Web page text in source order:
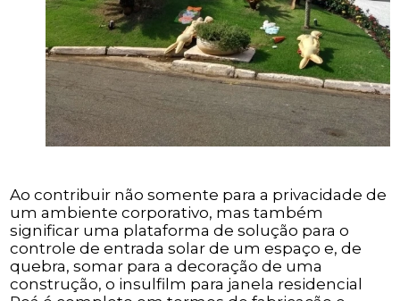
Ao contribuir não somente para a privacidade de
um ambiente corporativo, mas também
significar uma plataforma de solução para o
controle de entrada solar de um espaço e, de
quebra, somar para a decoração de uma
construção, o insulfilm para janela residencial